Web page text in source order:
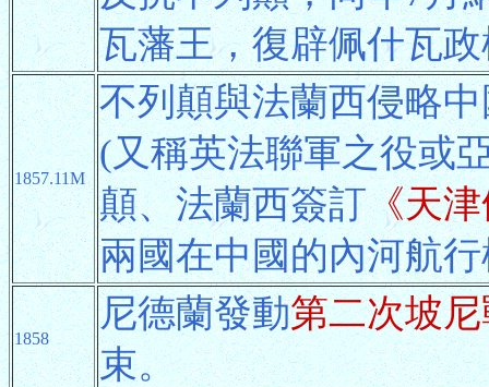
瓦藩王，復辟佩什瓦
1857.11M
不列顛與法蘭西侵略
(又稱英法聯軍之役或
顛、法蘭西簽訂《天
兩國在中國的內河航
1858
尼德蘭發動第二次坡
束。